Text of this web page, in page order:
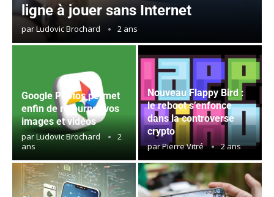
ligne à jouer sans Internet
parLudovic Brochard 2 ans
Google Photos permet
enfin de retourner vos
images et vidéos
parLudovic Brochard
2
ans
Nouveau Flappy Bird :
le reboot s’enfonce
dans la controverse
crypto
parPierre Vitré 2 ans